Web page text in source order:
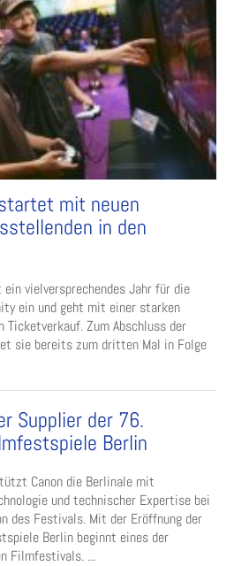
mit neuen
in den
vielversprechendes Jahr für die
ein und geht mit einer starken
Zum Abschluss der
sie bereits zum dritten Mal in Folge
Supplier der 76.
Berlin
Canon die Berlinale mit
und technischer Expertise bei
des Festivals. Mit der Eröffnung der
Berlin beginnt eines der
Filmfestivals. ...